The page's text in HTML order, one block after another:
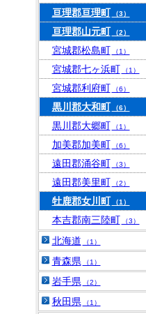
亘理郡亘理町 （3）
亘理郡山元町 （2）
宮城郡松島町 （1）
宮城郡七ヶ浜町 （1）
宮城郡利府町 （6）
黒川郡大和町 （6）
黒川郡大郷町 （1）
加美郡加美町 （6）
遠田郡涌谷町 （3）
遠田郡美里町 （2）
牡鹿郡女川町 （1）
本吉郡南三陸町 （3）
北海道 （1）
青森県 （1）
岩手県 （2）
秋田県 （1）